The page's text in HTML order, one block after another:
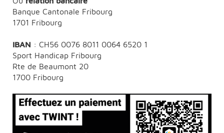
Banque Cantonale Fribourg
1701 Fribourg
IBAN : CH56 0076 8011 0064 6520 1
Sport Handicap Fribourg
Rte de Beaumont 20
1700 Fribourg